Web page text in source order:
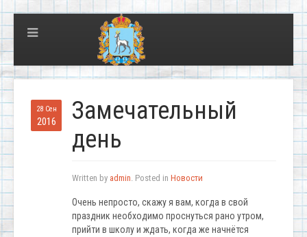
28 Сен
2016
Замечательный
день
Written by admin. Posted in Новости
Очень непросто, скажу я вам, когда в свой
праздник необходимо проснуться рано утром,
прийти в школу и ждать, когда же начнётся